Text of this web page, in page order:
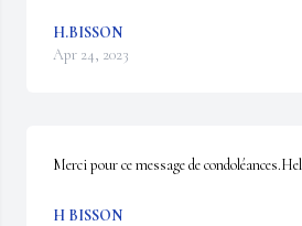
H.BISSON
Apr 24, 2023
Merci pour ce message de
H BISSON